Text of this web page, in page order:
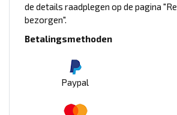
de details raadplegen op de pagina
bezorgen".
Betalingsmethoden
Paypal